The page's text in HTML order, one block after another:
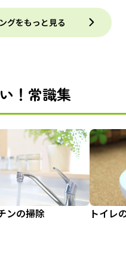
グをもっと見る
！常識集
ンの掃除 トイレ